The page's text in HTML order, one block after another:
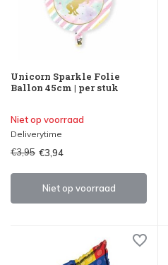
Unicorn Sparkle Folie
Ballon 45cm | per stuk
Niet op voorraad
Deliverytime
€3,95 €3,94
Niet op voorraad